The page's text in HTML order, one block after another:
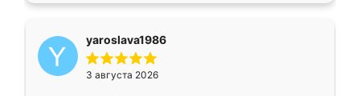
yaroslava1986
3 августа 2026